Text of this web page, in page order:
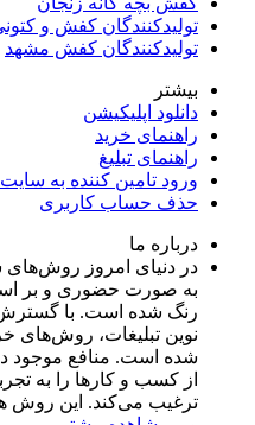
تولیدکنندگان کفش و
تولیدکنندگان کفش مشهد
بیشتر
دانلود اپلیکیشن
راهنمای خرید
راهنمای تبلیغ
ورود تامین کننده به سایت
حذف حساب کاربری
درباره ما
در دنیای امروز روش‌های
به صورت حضوری و بر
رنگ شده است. با گسترش
نوین تبلیغات، روش‌های
شده است. منافع موجود
از کسب و کارها را به
ترغیب می‌کند. این روش